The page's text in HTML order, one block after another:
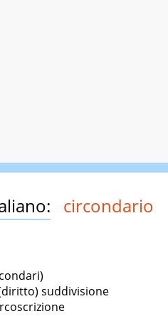
circondario
suddivisione